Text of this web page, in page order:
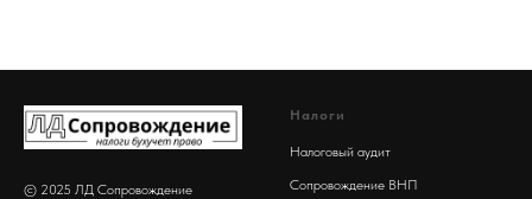
© 2025 ЛД Сопровождение
Налоги
Налоговый аудит
Сопровождение ВНП